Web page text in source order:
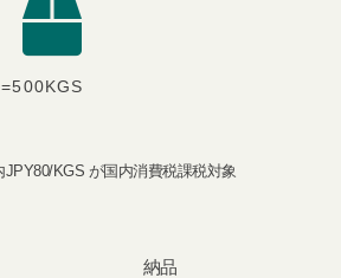
JPY80/KGS​ が国内消費税課税対象​
納品​